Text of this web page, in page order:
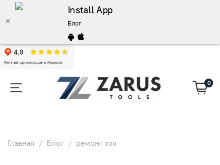
Install App
Блог
0
Главная Блог ремонт тоя